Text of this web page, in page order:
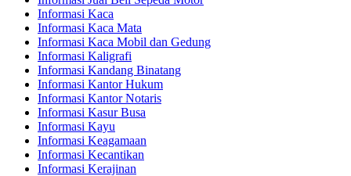
Informasi Kaca
Informasi Kaca Mata
Informasi Kaca Mobil dan Gedung
Informasi Kaligrafi
Informasi Kandang Binatang
Informasi Kantor Hukum
Informasi Kantor Notaris
Informasi Kasur Busa
Informasi Kayu
Informasi Keagamaan
Informasi Kecantikan
Informasi Kerajinan